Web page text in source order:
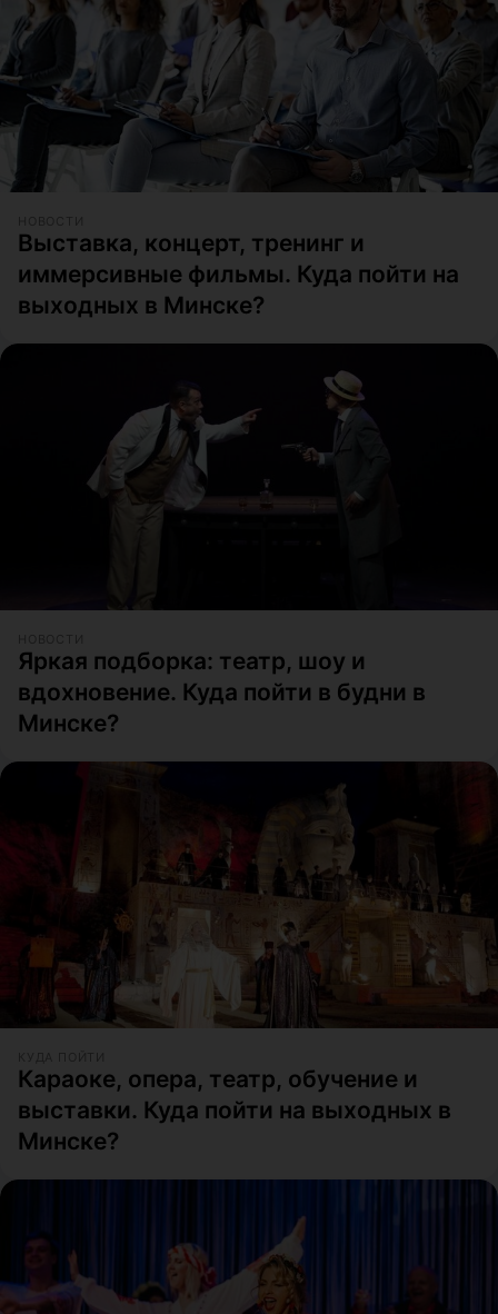
Выставка, концерт, тренинг и
иммерсивные фильмы. Куда пойти на
выходных в Минске?
Яркая подборка: театр, шоу и
вдохновение. Куда пойти в будни в
Минске?
Караоке, опера, театр, обучение и
выставки. Куда пойти на выходных в
Минске?